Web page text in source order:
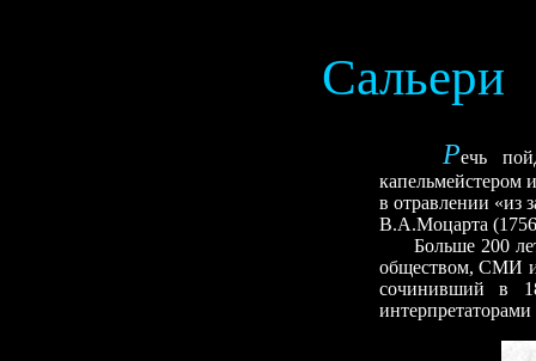
Сальери
Речь
капельмейстером
в отравлении «из
В.А.Моцарта (1756
Больше 200
обществом, СМИ и
сочинивший в